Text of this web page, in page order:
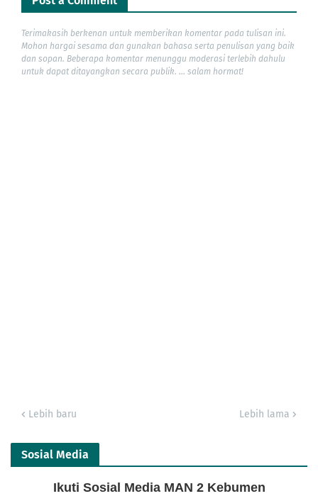
Terimakasih berkenan untuk memberikan komentar pada tulisan ini.
Mohon hargai sesama dan gunakan bahasa serta penulisan yang baik
dan sopan. Beberapa komentar menunggu moderasi terlebih dahulu
untuk dapat ditayangkan secara publik. ... salam hormat!
Lebih baru Lebih lama
Sosial Media
Ikuti Sosial Media MAN 2 Kebumen